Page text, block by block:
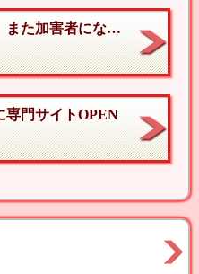
いつ自分が被害者に、また加害者になるかわからない
専門サイトOPEN